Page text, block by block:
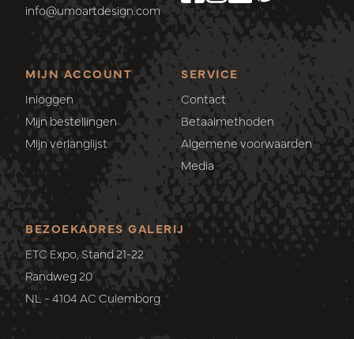
info@umoartdesign.com
MIJN ACCOUNT
Inloggen
Mijn bestellingen
Mijn verlanglijst
SERVICE
Contact
Betaalmethoden
Algemene voorwaarden
Media
BEZOEKADRES GALERIJ
ETC Expo, Stand 21-22
Randweg 20
NL - 4104 AC Culemborg